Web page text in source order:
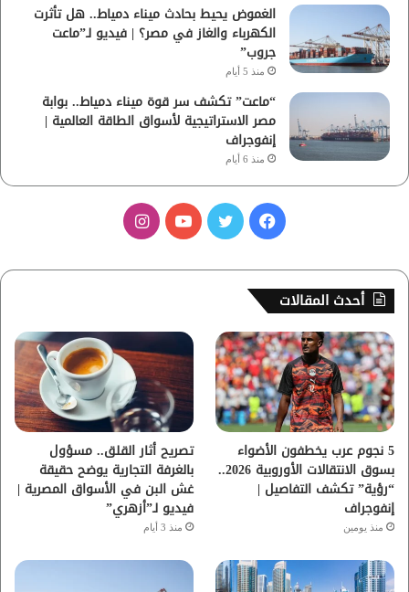
الغموض يحيط بحادث ميناء دمياط.. هل تأثرت
الكهرباء والغاز في مصر؟ | فيديو لـ”ماعت
جروب”
منذ 5 أيام
“ماعت” تكشف سر قوة ميناء دمياط.. بوابة
مصر الاستراتيجية لأسواق الطاقة العالمية |
إنفوجراف
منذ 6 أيام
س
ب
و
ك
ر
ي
و
ب
ت
ق
ر
ا
م
أحدث المقالات
5 نجوم عرب يخطفون الأضواء
بسوق الانتقالات الأوروبية 2026..
“رؤية” تكشف التفاصيل |
إنفوجراف
منذ يومين
تصريح أثار القلق.. مسؤول
بالغرفة التجارية يوضح حقيقة
غش البن في الأسواق المصرية |
فيديو لـ”أزهري”
منذ 3 أيام